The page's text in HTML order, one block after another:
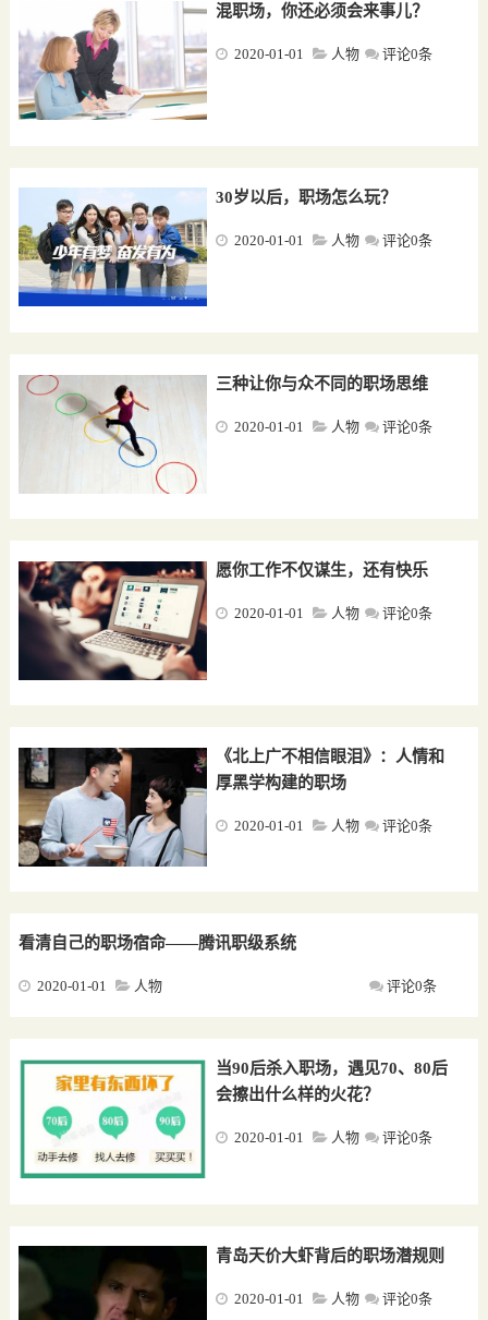
混职场，你还必须会来事儿？
人物
2020-01-01 评论0条
30岁以后，职场怎么玩？
人物
2020-01-01 评论0条
三种让你与众不同的职场思维
人物
2020-01-01 评论0条
愿你工作不仅谋生，还有快乐
人物
2020-01-01 评论0条
《北上广不相信眼泪》：人情和
厚黑学构建的职场
人物
2020-01-01 评论0条
看清自己的职场宿命——腾讯职级系统
人物
2020-01-01 评论0条
当90后杀入职场，遇见70、80后
会擦出什么样的火花？
人物
2020-01-01 评论0条
青岛天价大虾背后的职场潜规则
人物
2020-01-01 评论0条